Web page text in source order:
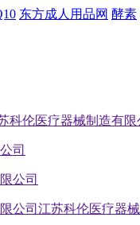
东方成人用品网 酵素
科伦医疗器械制造有限
司
公司
公司江苏科伦医疗器